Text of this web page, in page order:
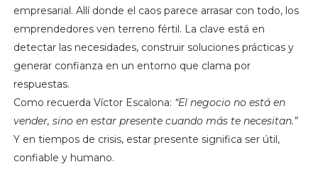
empresarial. Allí donde el caos parece arrasar con todo, los
emprendedores ven terreno fértil. La clave está en
detectar las necesidades, construir soluciones prácticas y
generar confianza en un entorno que clama por
respuestas.
Como recuerda Víctor Escalona: “El negocio no está en
vender, sino en estar presente cuando más te necesitan.”
Y en tiempos de crisis, estar presente significa ser útil,
confiable y humano.